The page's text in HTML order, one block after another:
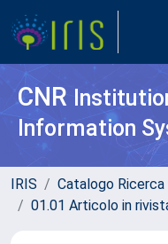
CNR
Information
IRIS Catalogo Ricerca
01.01 Articolo in